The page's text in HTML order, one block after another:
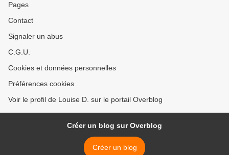
Pages
Contact
Signaler un abus
C.G.U.
Cookies et données personnelles
Préférences cookies
Voir le profil de Louise D. sur le portail Overblog
Créer un blog sur Overblog
Créer un blog